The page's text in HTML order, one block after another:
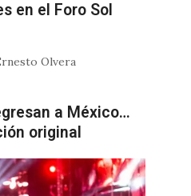
en el Foro Sol
Olvera
a México…
original